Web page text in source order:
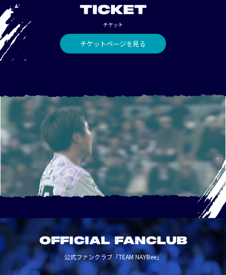
TICKET
チケット
チケットページを見る
OFFICIAL FANCLUB
公式ファンクラブ「TEAM NAYBee」